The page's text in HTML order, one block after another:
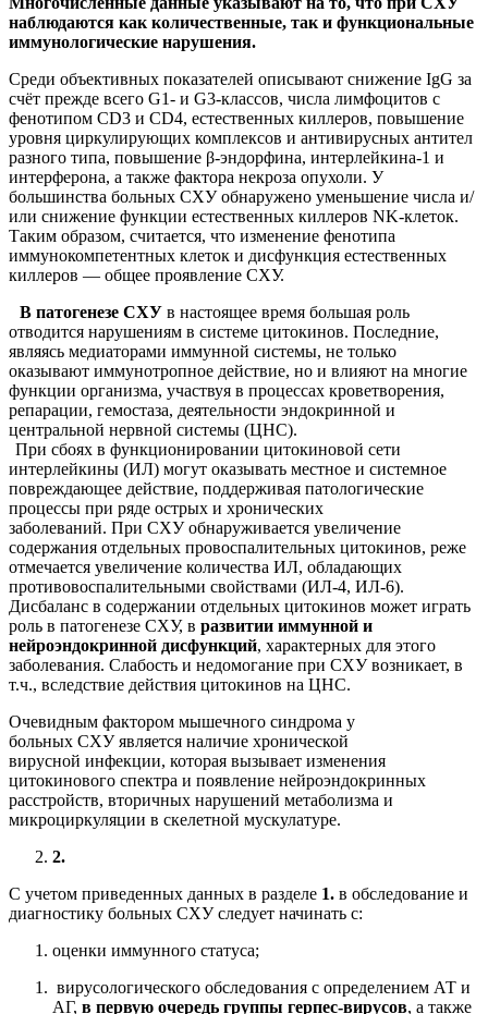
наблюдаются как количественные, так и функциональные
иммунологические нарушения.
Среди объективных показателей описывают снижение IgG за
счёт прежде всего G1- и G3-классов, числа лимфоцитов с
фенотипом CD3 и CD4, естественных киллеров, повышение
уровня циркулирующих комплексов и антивирусных антител
разного типа, повышение β-эндорфина, интерлейкина-1 и
интерферона, а также фактора некроза опухоли. У
большинства больных СХУ обнаружено уменьшение числа и/
или снижение функции естественных киллеров NK-клеток.
Таким образом, считается, что изменение фенотипа
иммунокомпетентных клеток и дисфункция естественных
киллеров — общее проявление СХУ.
В патогенезе СХУ в настоящее время большая роль
отводится нарушениям в системе цитокинов. Последние,
являясь медиаторами иммунной системы, не только
оказывают иммунотропное действие, но и влияют на многие
функции организма, участвуя в процессах кроветворения,
репарации, гемостаза, деятельности эндокринной и
центральной нервной системы (ЦНС).
При сбоях в функционировании цитокиновой сети
интерлейкины (ИЛ) могут оказывать местное и системное
повреждающее действие, поддерживая патологические
процессы при ряде острых и хронических
заболеваний. При СХУобнаруживается увеличение
содержания отдельных провоспалительных цитокинов, реже
отмечается увеличение количества ИЛ, обладающих
противовоспалительными свойствами (ИЛ-4, ИЛ-6).
Дисбаланс в содержании отдельных цитокинов может играть
роль в патогенезе СХУ, в развитии иммунной и
нейроэндокринной дисфункций, характерных для этого
заболевания. Слабость и недомогание при СХУ возникает, в
т.ч., вследствие действия цитокинов на ЦНС.
Очевидным фактором мышечного синдрома у
больных СХУ является наличие хронической
вирусной инфекции, которая вызывает изменения
цитокинового спектра и появление нейроэндокринных
расстройств, вторичных нарушений метаболизма и
микроциркуляции в скелетной мускулатуре.
2.
С учетом приведенных данных в разделе 1. в обследование и
диагностику больных СХУследует начинать с:
оценки иммунного статуса;
вирусологического обследования с определением АТ и
АГ, в первую очередь группы герпес-вирусов, а также